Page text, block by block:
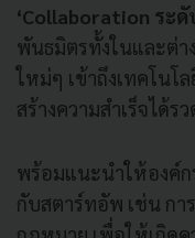
‘Collaboration ระดั
พันธมิตรทั้งในและต่า
ใหม่ๆ เข้าถึงเทคโน
สร้างความสำเร็จได้ร
พร้อมแนะนำให้องค์ก
กับสตาร์ทอัพ เช่น กา